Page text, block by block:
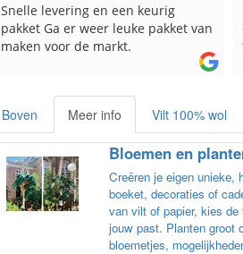
Snelle levering en een keurig
pakket Ga er weer leuke pakket van
maken voor de markt.
Boven Meer info Vilt 100% wol
Bloemen en
Creëren je eigen unieke,
boeket, decoraties of
van vilt of papier, kies
jouw past. Planten groot
bloemetjes,